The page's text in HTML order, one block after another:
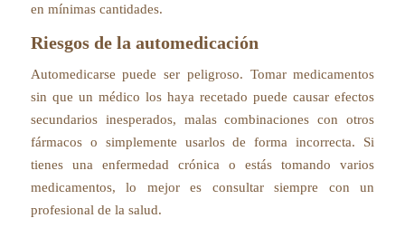
en mínimas cantidades.
Riesgos de la automedicación
Automedicarse puede ser peligroso. Tomar medicamentos
sin que un médico los haya recetado puede causar efectos
secundarios inesperados, malas combinaciones con otros
fármacos o simplemente usarlos de forma incorrecta. Si
tienes una enfermedad crónica o estás tomando varios
medicamentos, lo mejor es consultar siempre con un
profesional de la salud.